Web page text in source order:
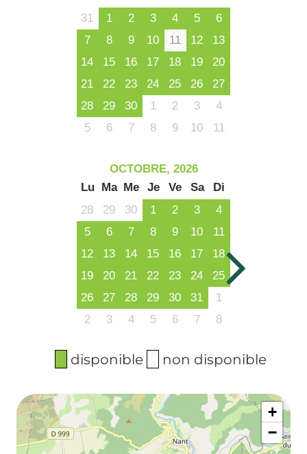
31
1 2 3 4 5
6
7
8 9 10 11 12
13
14
15 16 17 18 19
20
21
22 23 24 25 26
27
28
29 30 1 2 3
4
5
6 7 8 9 10 11
OCTOBRE, 2026
Lu
Ma Me Je Ve Sa
Di
28
29 30 1 2 3
4
5
6 7 8 9 10
11
12
13 14 15 16 17
18
19
20 21 22 23 24
25
26
27 28 29 30 31
1
2
3 4 5 6 7 8
disponible non disponible
+
−